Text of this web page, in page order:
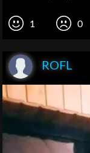
1 0
ROFL